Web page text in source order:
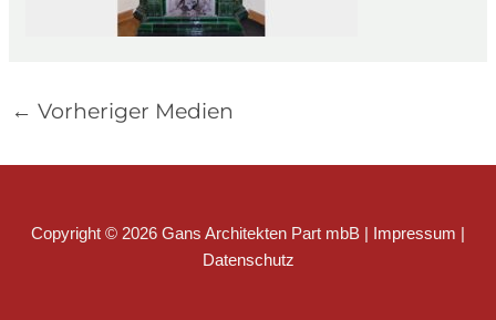
← Vorheriger Medien
Copyright © 2026 Gans Architekten Part mbB | Impressum |
Datenschutz